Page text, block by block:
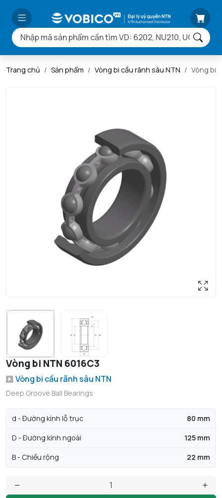
Trang chủ Sản phẩm Vòng bi cầu rãnh sâu NTN Vòng bi
Vòng bi NTN 6016C3
Vòng bi cầu rãnh sâu NTN
Deep Groove Ball Bearings
d - Đường kính lỗ trục 80 mm
D - Đường kính ngoài 125 mm
B - Chiều rộng 22 mm